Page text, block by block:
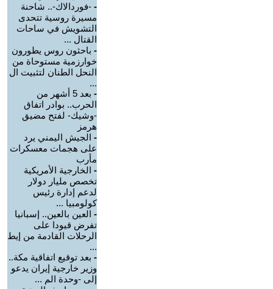
- -فوردالاك-.. شاحنة
مسيرة روسية تتحدى
التشويش في ساحات
القتال ...
- باحثون روس يطورون
خوارزمية مستوحاة من
النحل الطنان لتثبيت ال
...
-
بعد 5 أشهر من
الحرب.. بوادر اتفاق
-وشيك- لفتح مضيق
هرمز
- الجيش اليمني يرد
على هجمات معسكرات
مأرب
- الخارجية الأمريكية
تخصص مليار دولار
لدعم إدارة رئيس
كولومبيا ...
- العين بالعين.. إسبانيا
تفرض قيودا على
الرحلات القادمة من إيط
...
- بعد توقيع اتفاقية مكة..
وزير خارجية إيران يدعو
إلى -وحدة الم ...